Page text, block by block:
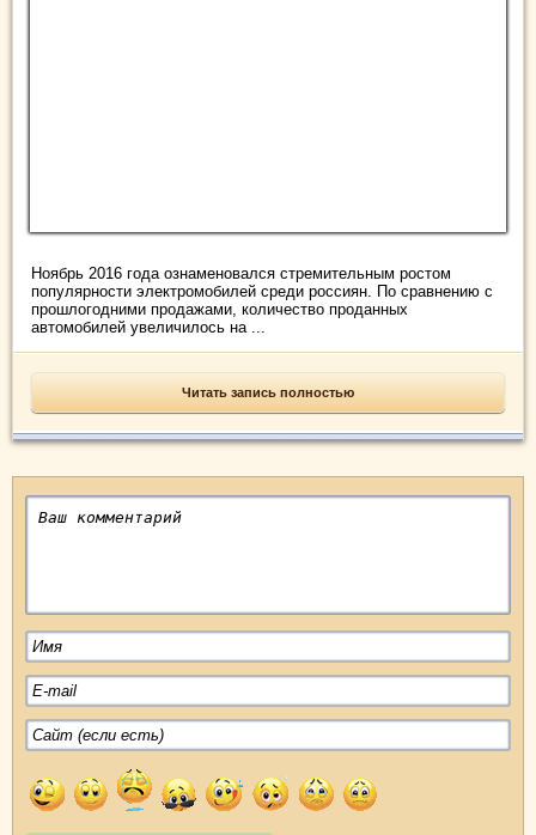
Ноябрь 2016 года ознаменовался стремительным ростом
популярности электромобилей среди россиян. По сравнению с
прошлогодними продажами, количество проданных
автомобилей увеличилось на ...
Читать запись полностью